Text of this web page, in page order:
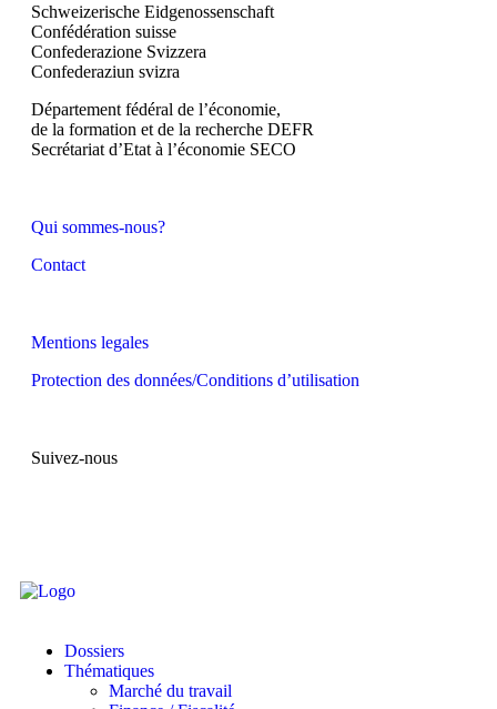
Schweizerische Eidgenossenschaft
Confédération suisse
Confederazione Svizzera
Confederaziun svizra
Département fédéral de l’économie,
de la formation et de la recherche DEFR
Secrétariat d’Etat à l’économie SECO
Qui sommes-nous?
Contact
Mentions legales
Protection des données/Conditions d’utilisation
Suivez-nous
Dossiers
Thématiques
Marché du travail